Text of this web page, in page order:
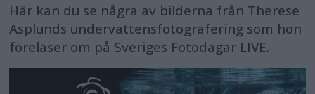
Här kan du se några av bilderna från Therese
Asplunds undervattensfotografering som hon
föreläser om på Sveriges Fotodagar LIVE.